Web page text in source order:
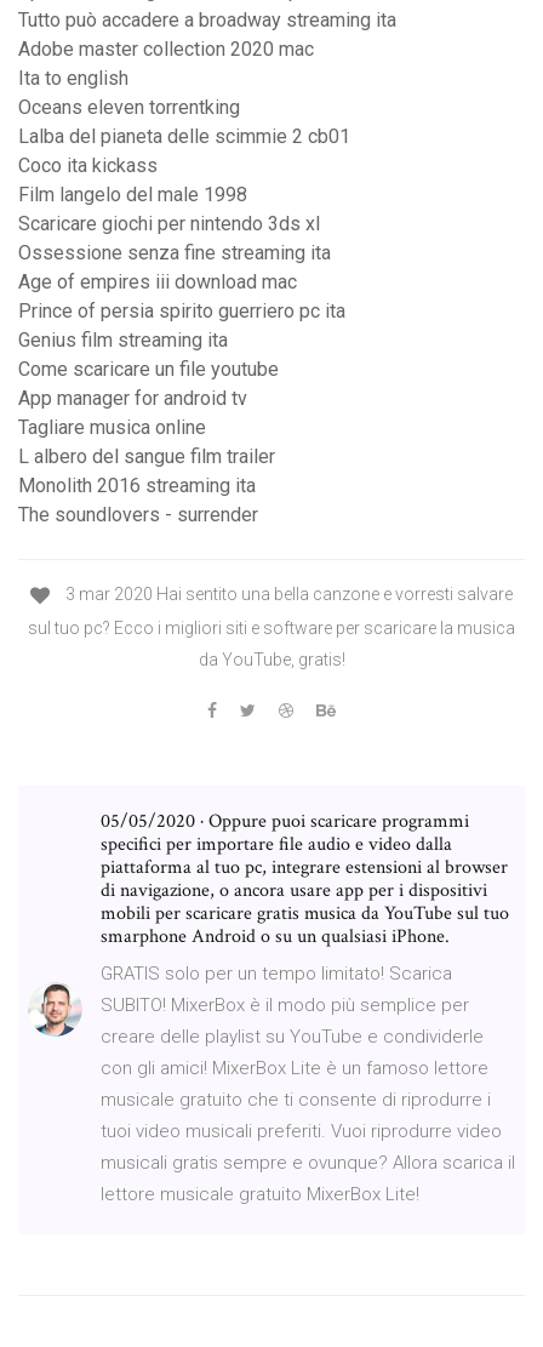
Tutto può accadere a broadway streaming ita
Adobe master collection 2020 mac
Ita to english
Oceans eleven torrentking
Lalba del pianeta delle scimmie 2 cb01
Coco ita kickass
Film langelo del male 1998
Scaricare giochi per nintendo 3ds xl
Ossessione senza fine streaming ita
Age of empires iii download mac
Prince of persia spirito guerriero pc ita
Genius film streaming ita
Come scaricare un file youtube
App manager for android tv
Tagliare musica online
L albero del sangue film trailer
Monolith 2016 streaming ita
The soundlovers - surrender
3 mar 2020 Hai sentito una bella canzone e vorresti salvare
sul tuo pc? Ecco i migliori siti e software per scaricare la musica
da YouTube, gratis!
05/05/2020 · Oppure puoi scaricare programmi
specifici per importare file audio e video dalla
piattaforma al tuo pc, integrare estensioni al browser
di navigazione, o ancora usare app per i dispositivi
mobili per scaricare gratis musica da YouTube sul tuo
smarphone Android o su un qualsiasi iPhone.
GRATIS solo per un tempo limitato! Scarica
SUBITO! MixerBox è il modo più semplice per
creare delle playlist su YouTube e condividerle
con gli amici! MixerBox Lite è un famoso lettore
musicale gratuito che ti consente di riprodurre i
tuoi video musicali preferiti. Vuoi riprodurre video
musicali gratis sempre e ovunque? Allora scarica il
lettore musicale gratuito MixerBox Lite!